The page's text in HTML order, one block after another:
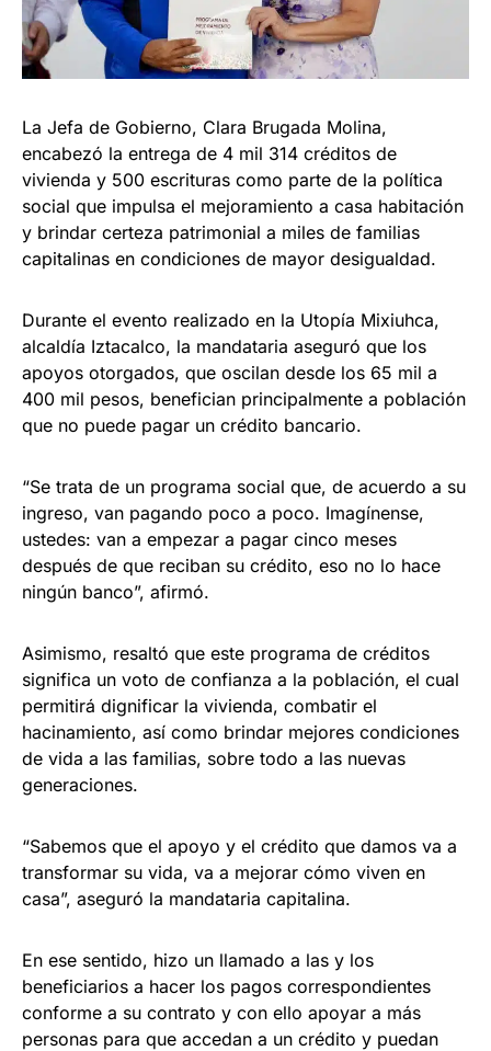
La Jefa de Gobierno, Clara Brugada Molina,
encabezó la entrega de 4 mil 314 créditos de
vivienda y 500 escrituras como parte de la política
social que impulsa el mejoramiento a casa habitación
y brindar certeza patrimonial a miles de familias
capitalinas en condiciones de mayor desigualdad.
Durante el evento realizado en la Utopía Mixiuhca,
alcaldía Iztacalco, la mandataria aseguró que los
apoyos otorgados, que oscilan desde los 65 mil a
400 mil pesos, benefician principalmente a población
que no puede pagar un crédito bancario.
“Se trata de un programa social que, de acuerdo a su
ingreso, van pagando poco a poco. Imagínense,
ustedes: van a empezar a pagar cinco meses
después de que reciban su crédito, eso no lo hace
ningún banco”, afirmó.
Asimismo, resaltó que este programa de créditos
significa un voto de confianza a la población, el cual
permitirá dignificar la vivienda, combatir el
hacinamiento, así como brindar mejores condiciones
de vida a las familias, sobre todo a las nuevas
generaciones.
“Sabemos que el apoyo y el crédito que damos va a
transformar su vida, va a mejorar cómo viven en
casa”, aseguró la mandataria capitalina.
En ese sentido, hizo un llamado a las y los
beneficiarios a hacer los pagos correspondientes
conforme a su contrato y con ello apoyar a más
personas para que accedan a un crédito y puedan